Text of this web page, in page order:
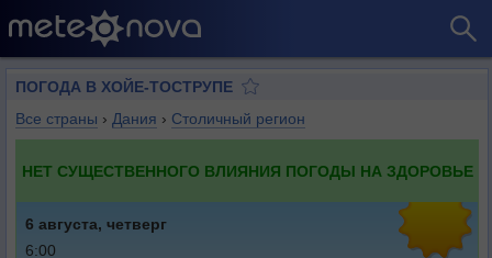
ПОГОДА В ХОЙЕ-ТОСТРУПЕ
Все страны › Дания › Столичный регион
НЕТ СУЩЕСТВЕННОГО ВЛИЯНИЯ ПОГОДЫ НА ЗДОРОВЬЕ
6 августа, четверг
6:00